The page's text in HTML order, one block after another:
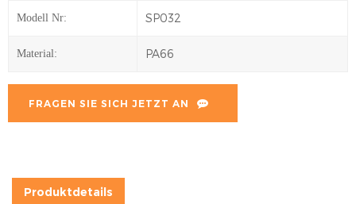
Modell Nr: SP032
Material: PA66
FRAGEN SIE SICH JETZT AN
Produktdetails